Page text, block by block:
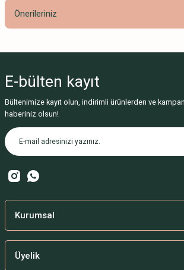
Önerileriniz
Görüş ve önerileriniz için teşekkür ederiz.
Ürün resmi kalitesiz, bozuk veya
Ürün açıklamasında eksik bilgiler bulunuyor.
Ürün bilgilerinde hatalar bulunuyor.
Bu ürüne benzer farklı alternatifler olmalı.
E-bülten kayıt
Bültenimize kayıt olun, indirimli ürünlerden ve
haberiniz olsun!
Kurumsal
Üyelik